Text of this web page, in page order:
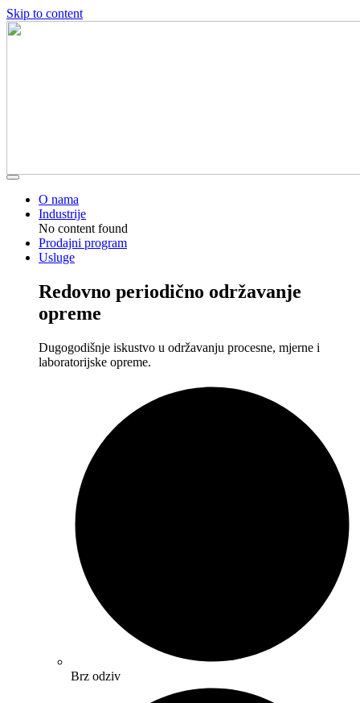
Skip to content
O nama
Industrije
No content found
Prodajni program
Usluge
Redovno periodično održavanje
opreme
Dugogodišnje iskustvo u održavanju procesne, mjerne i
laboratorijske opreme.
Brz odziv